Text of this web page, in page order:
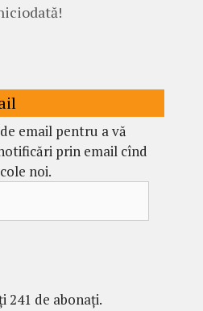
email pentru a vă
prin email cînd
noi.
de abonați.